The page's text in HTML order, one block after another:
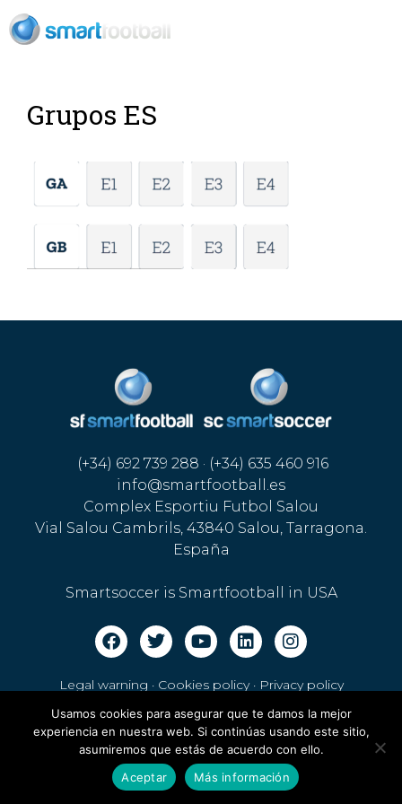
Grupos ES
(+34) 692 739 288 · (+34) 635 460 916
info@smartfootball.es
Complex Esportiu Futbol Salou
Vial Salou Cambrils, 43840 Salou, Tarragona.
España
Smartsoccer is Smartfootball in USA
Legal warning · Cookies policy· Privacy policy
Usamos cookies para asegurar que te damos la mejor
experiencia en nuestra web. Si continúas usando este sitio,
asumiremos que estás de acuerdo con ello.
Aceptar
Más información